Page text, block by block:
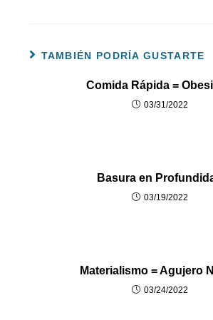
TAMBIÉN PODRÍA GUSTARTE
Comida Rápida =
03/31/2022
Basura en
03/19/2022
Materialismo = Agujero
03/24/2022